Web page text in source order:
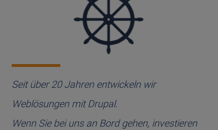
Seit über 20 Jahren entwickeln wir
Weblösungen mit Drupal.
Wenn Sie bei uns an Bord gehen, investieren